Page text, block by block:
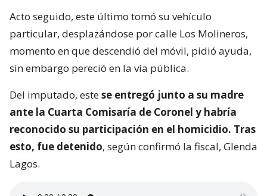
Acto seguido, este último tomó su vehículo
particular, desplazándose por calle Los Molineros,
momento en que descendió del móvil, pidió ayuda,
sin embargo pereció en la vía pública.
Del imputado, estese entregó junto a su madre
ante la Cuarta Comisaría de Coronel y habría
reconocido su participación en el homicidio. Tras
esto, fue detenido, según confirmó la fiscal, Glenda
Lagos.